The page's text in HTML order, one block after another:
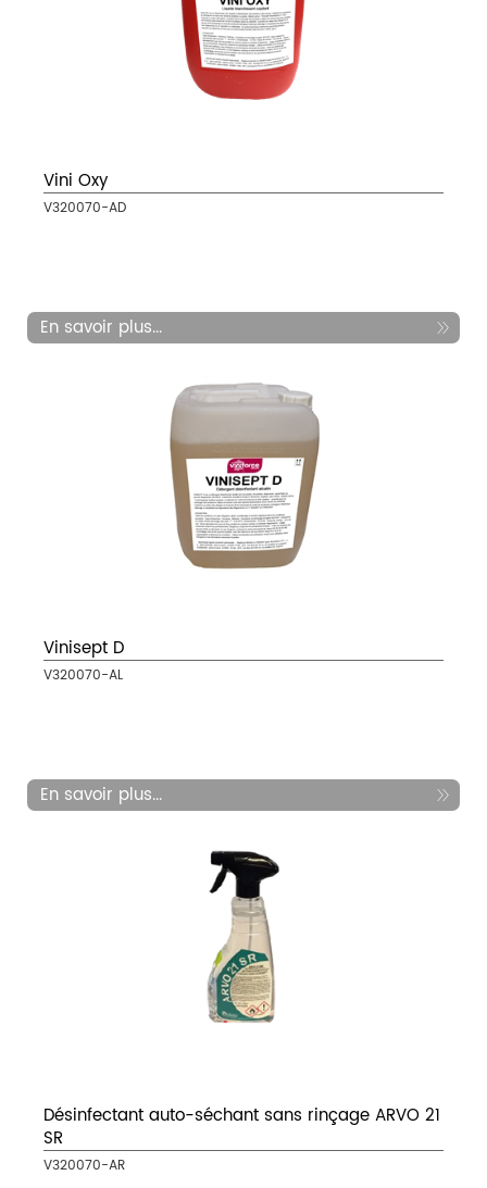
Vini Oxy
V320070-AD
En savoir plus...
Vinisept D
V320070-AL
En savoir plus...
Désinfectant auto-séchant sans rinçage ARVO 21
SR
V320070-AR